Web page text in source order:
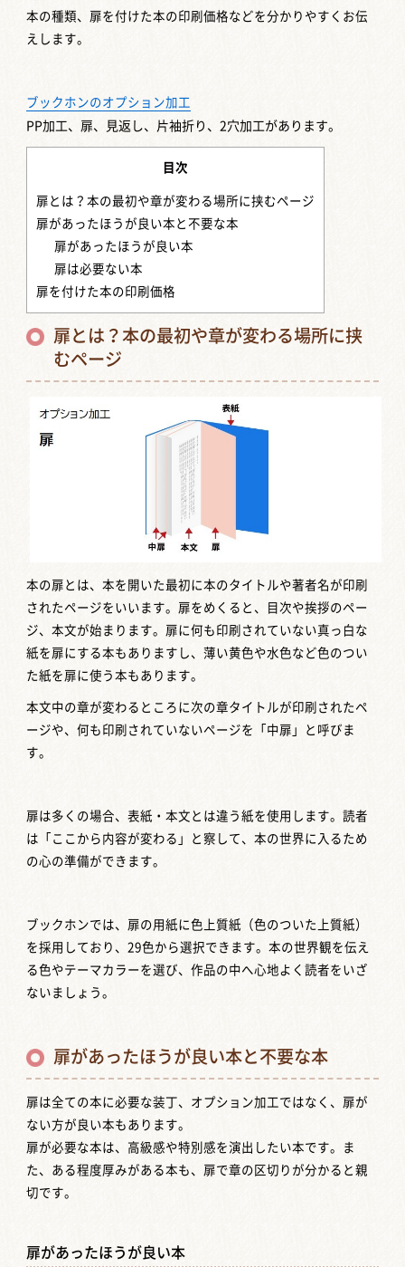
本の種類、扉を付けた本の印刷価格などを分かりやすくお伝
えします。
ブックホンのオプション加工
PP加工、扉、見返し、片袖折り、2穴加工があります。
目次
扉とは？本の最初や章が変わる場所に挟むページ
扉があったほうが良い本と不要な本
扉があったほうが良い本
扉は必要ない本
扉を付けた本の印刷価格
扉とは？本の最初や章が変わる場所に挟
むページ
本の扉とは、本を開いた最初に本のタイトルや著者名が印刷
されたページをいいます。扉をめくると、目次や挨拶のペー
ジ、本文が始まります。扉に何も印刷されていない真っ白な
紙を扉にする本もありますし、薄い黄色や水色など色のつい
た紙を扉に使う本もあります。
本文中の章が変わるところに次の章タイトルが印刷されたペ
ージや、何も印刷されていないページを「中扉」と呼びま
す。
扉は多くの場合、表紙・本文とは違う紙を使用します。読者
は「ここから内容が変わる」と察して、本の世界に入るため
の心の準備ができます。
ブックホンでは、扉の用紙に色上質紙（色のついた上質紙）
を採用しており、29色から選択できます。本の世界観を伝え
る色やテーマカラーを選び、作品の中へ心地よく読者をいざ
ないましょう。
扉があったほうが良い本と不要な本
扉は全ての本に必要な装丁、オプション加工ではなく、扉が
ない方が良い本もあります。
扉が必要な本は、高級感や特別感を演出したい本です。ま
た、ある程度厚みがある本も、扉で章の区切りが分かると親
切です。
扉があったほうが良い本